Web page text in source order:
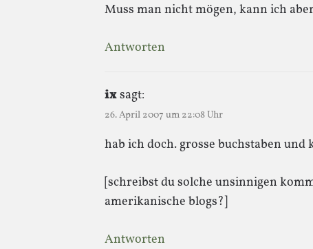
Muss man nicht mögen, kann ich
Antworten
ixsagt:
26. April 2007 um 22:08 Uhr
hab ich doch. grosse buchstaben und
[schreibst du solche unsinnigen
amerikanische blogs?]
Antworten